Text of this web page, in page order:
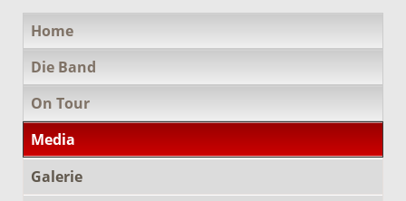
überspringen
Home
Die Band
On Tour
Media
Galerie